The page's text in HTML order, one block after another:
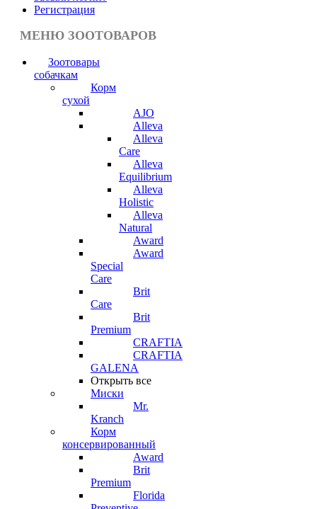
Регистрация
МЕНЮ ЗООТОВАРОВ
Зоотовары
собачкам
Корм
сухой
AJO
Alleva
Alleva
Care
Alleva
Equilibrium
Alleva
Holistic
Alleva
Natural
Award
Award
Special
Care
Brit
Care
Brit
Premium
CRAFTIA
CRAFTIA
GALENA
Открыть все
Миски
Mr.
Kranch
Корм
консервированный
Award
Brit
Premium
Florida